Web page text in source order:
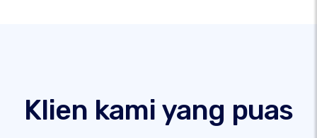
Klien kami yang puas